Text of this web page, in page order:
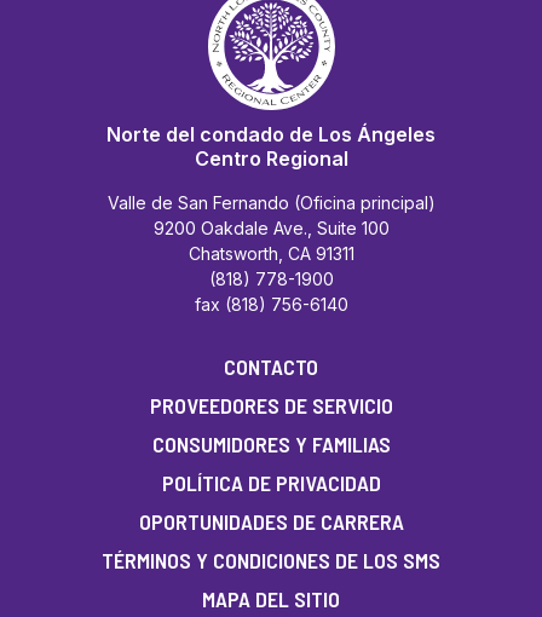
Norte del condado de Los Ángeles
Centro Regional
Valle de San Fernando (Oficina principal)
9200 Oakdale Ave., Suite 100
Chatsworth, CA 91311
(818) 778-1900
fax (818) 756-6140
CONTACTO
PROVEEDORES DE SERVICIO
CONSUMIDORES Y FAMILIAS
POLÍTICA DE PRIVACIDAD
OPORTUNIDADES DE CARRERA
TÉRMINOS Y CONDICIONES DE LOS SMS
MAPA DEL SITIO